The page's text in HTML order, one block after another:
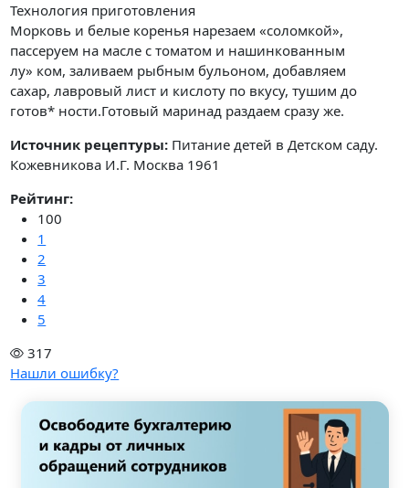
Технология приготовления
Морковь и белые коренья нарезаем «соломкой»,
пассеруем на масле с томатом и нашинкованным
лу» ком, заливаем рыбным бульоном, добавляем
сахар, лавровый лист и кислоту по вкусу, тушим до
готов* ности.Готовый маринад раздаем сразу же.
Источник рецептуры: Питание детей в Детском саду.
Кожевникова И.Г. Москва 1961
Рейтинг:
100
1
2
3
4
5
317
Нашли ошибку?